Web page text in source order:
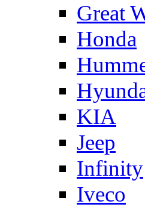
Great
Honda
KIA
Jeep
Infinity
Iveco